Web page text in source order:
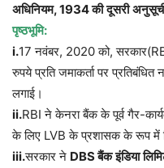
अधिनियम, 1934की दूसरी
पृष्ठभूमि:
i.17 नवंबर, 2020 को,
रुपये प्रति जमाकर्ता पर
लगाई।
ii.RBI ने केनरा बैंक के पूर्व गैर-
के लिए LVB के प्रशासक के रूप में
iii.सरकार ने DBSबैंक इंडिया